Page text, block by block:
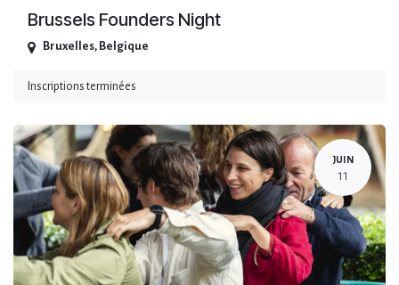
Brussels Founders Night
Bruxelles, Belgique
Inscriptions terminées
JUIN
11